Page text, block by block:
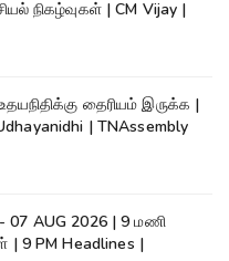
நிகழ்வுகள் | CM Vijay |
தைரியம் இருக்க |
| TNAssembly
07 AUG 2026 | 9 மணி
| 9 PM Headlines |